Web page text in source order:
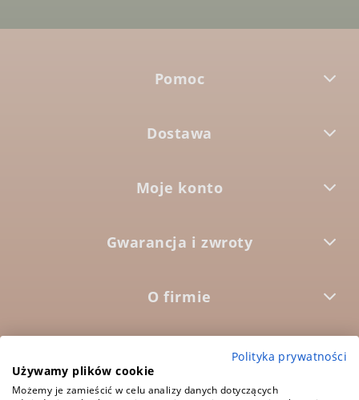
Pomoc
Dostawa
Moje konto
Gwarancja i zwroty
O firmie
Polityka prywatności
Używamy plików cookie
Możemy je zamieścić w celu analizy danych dotyczących